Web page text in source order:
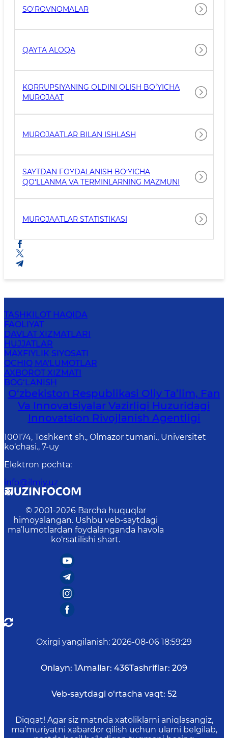
SO'ROVNOMALAR
QAYTA ALOQA
KORRUPSIYANING OLDINI OLISH BOʻYICHA
MUROJAAT
MUROJAATLAR BILAN ISHLASH
SAYTDAN FOYDALANISH BO‘YICHA
QO‘LLANMA VA TERMINLARNING MAZMUNI
MUROJAATLAR STATISTIKASI
TASHKILOT HAQIDA
FAOLIYAT
DAVLAT XIZMATLARI
HUJJATLAR
MAXFIYLIK SIYOSATI
OCHIQ MA'LUMOTLAR
AXBOROT XIZMATI
BOG‘LANISH
O‘zbekiston Respublikasi Oliy Ta’lim, Fan
Va Innovatsiyalar Vazirligi Huzuridagi
Innovatsion Rivojlanish Agentligi
100174, Toshkent sh., Olmazor tumani., Universitet
ko‘chasi., 7-uy
Elektron pochta:
info@ilmiy.uz
© 2001-2026 Barcha huquqlar
himoyalangan. Ushbu veb-saytdagi
ma’lumotlardan foydalanganda havola
ko‘rsatilishi shart.
Oxirgi yangilanish: 2026-08-06 18:59:29
Onlayn: 1Amallar: 436Tashriflar: 209
Veb-saytdagi o‘rtacha vaqt: 52
Diqqat! Agar siz matnda xatoliklarni aniqlasangiz,
ma’muriyatni xabardor qilish uchun ularni belgilab,